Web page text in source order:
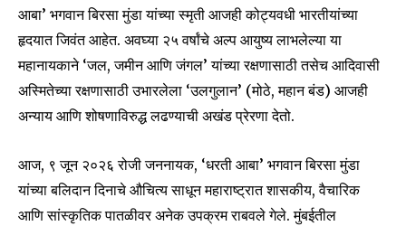
आबा’ भगवान बिरसा मुंडा यांच्या स्मृती आजही कोट्यवधी भारतीयांच्या
हृदयात जिवंत आहेत. अवघ्या २५ वर्षांचे अल्प आयुष्य लाभलेल्या या
महानायकाने ‘जल, जमीन आणि जंगल’ यांच्या रक्षणासाठी तसेच आदिवासी
अस्मितेच्या रक्षणासाठी उभारलेला ‘उलगुलान’ (मोठे, महान बंड) आजही
अन्याय आणि शोषणाविरुद्ध लढण्याची अखंड प्रेरणा देतो.
आज, ९ जून २०२६ रोजी जननायक, ‘धरती आबा’ भगवान बिरसा मुंडा
यांच्या बलिदान दिनाचे औचित्य साधून महाराष्ट्रात शासकीय, वैचारिक
आणि सांस्कृतिक पातळीवर अनेक उपक्रम राबवले गेले. मुंबईतील